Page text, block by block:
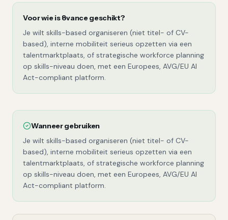
Voor wie is8vancegeschikt?
Je wilt skills-based organiseren (niet titel- of CV-
based), interne mobiliteit serieus opzetten via een
talentmarktplaats, of strategische workforce planning
op skills-niveau doen, met een Europees, AVG/EU AI
Act-compliant platform.
Wanneer gebruiken
Je wilt skills-based organiseren (niet titel- of CV-
based), interne mobiliteit serieus opzetten via een
talentmarktplaats, of strategische workforce planning
op skills-niveau doen, met een Europees, AVG/EU AI
Act-compliant platform.